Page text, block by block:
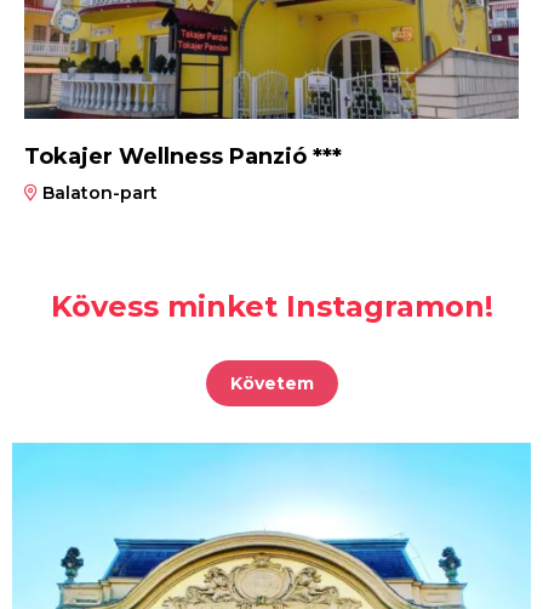
Tokajer Wellness Panzió ***
Balaton-part
Kövess minket Instagramon!
Követem